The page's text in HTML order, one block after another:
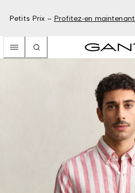
Petits Prix – Profitez-en maintenant